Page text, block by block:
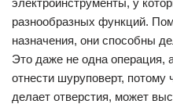
электроинструменты, у
разнообразных функций.
назначения, они способны
Это даже не одна операция,
отнести шуруповерт, потому
делает отверстия, может